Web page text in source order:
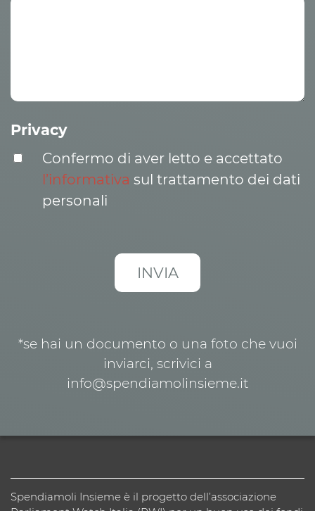
Privacy
Confermo di aver letto e accettato
l’informativa sul trattamento dei dati
personali
*se hai un documento o una foto che vuoi
inviarci, scrivici a
info@spendiamolinsieme.it
Spendiamoli Insieme è il progetto dell’associazione